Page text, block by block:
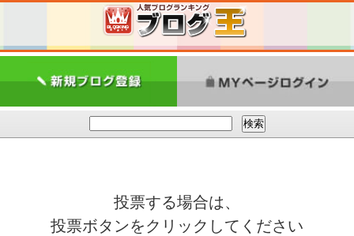
投票する場合は、
投票ボタンをクリックしてください